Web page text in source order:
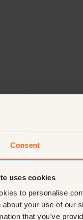
Consent
uses cookies
to personalise
about your use of our
that you’ve